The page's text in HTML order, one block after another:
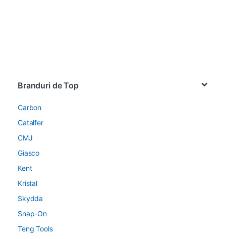
Branduri de Top
Carbon
Catalfer
CMJ
Giasco
Kent
Kristal
Skydda
Snap-On
Teng Tools